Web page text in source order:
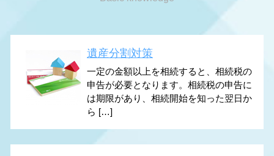
遺産分割対策
一定の金額以上を相続すると、相続税の
申告が必要となります。相続税の申告に
は期限があり、相続開始を知った翌日か
ら […]